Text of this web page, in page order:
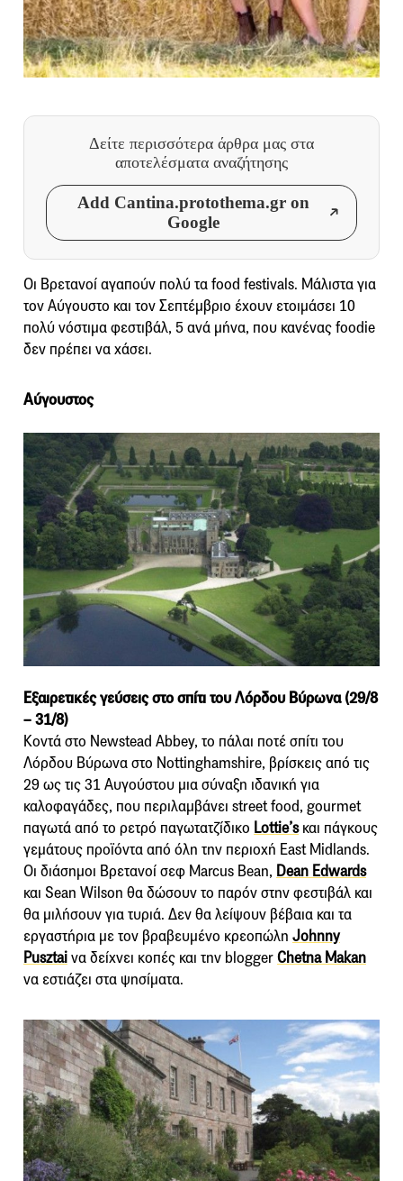
Δείτε περισσότερα άρθρα μας στα
αποτελέσματα αναζήτησης
Add Cantina.protothema.gr on
Google
Οι Βρετανοί αγαπούν πολύ τα food festivals. Μάλιστα για
τον Αύγουστο και τον Σεπτέμβριο έχουν ετοιμάσει 10
πολύ νόστιμα φεστιβάλ, 5 ανά μήνα, που κανένας foodie
δεν πρέπει να χάσει.
Αύγουστος
Εξαιρετικές γεύσεις στο σπίτι του Λόρδου Βύρωνα (29/8
– 31/8)
Κοντά στο Newstead Abbey, το πάλαι ποτέ σπίτι του
Λόρδου Βύρωνα στο Nottinghamshire, βρίσκεις από τις
29 ως τις 31 Αυγούστου μια σύναξη ιδανική για
καλοφαγάδες, που περιλαμβάνει street food, gourmet
παγωτά από το ρετρό παγωτατζίδικο Lottie’sκαι πάγκους
γεμάτους προϊόντα από όλη την περιοχή East Midlands.
Οι διάσημοι Βρετανοί σεφ Marcus Bean, Dean Edwards
και Sean Wilson θα δώσουν το παρόν στην φεστιβάλ και
θα μιλήσουν για τυριά. Δεν θα λείψουν βέβαια και τα
εργαστήρια με τον βραβευμένο κρεοπώλη Johnny
Pusztaiνα δείχνει κοπές και την bloggerChetna Makan
να εστιάζει στα ψησίματα.